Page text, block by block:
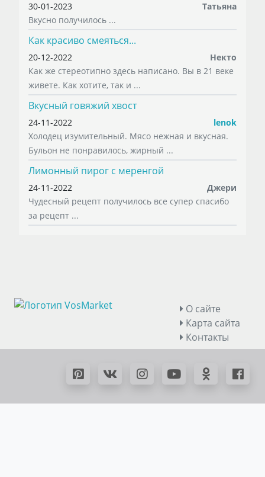
30-01-2023
Татьяна
Вкусно получилось ...
Как красиво смеяться...
20-12-2022
Некто
Как же стереотипно здесь написано. Вы в 21 веке
живете. Как хотите, так и ...
Вкусный говяжий хвост
24-11-2022
lenok
Холодец изумительный. Мясо нежная и вкусная.
Бульон не понравилось, жирный ...
Лимонный пирог с меренгой
24-11-2022
Джери
Чудесный рецепт получилось все супер спасибо
за рецепт ...
О сайте
Карта сайта
Контакты